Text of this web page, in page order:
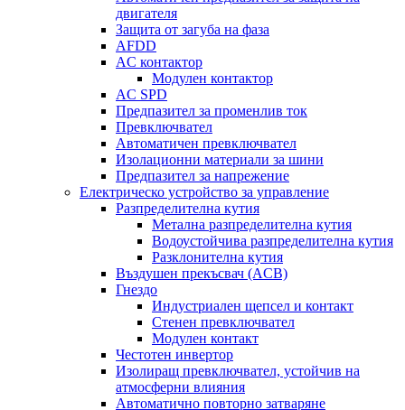
двигателя
Защита от загуба на фаза
AFDD
AC контактор
Модулен контактор
AC SPD
Предпазител за променлив ток
Превключвател
Автоматичен превключвател
Изолационни материали за шини
Предпазител за напрежение
Електрическо устройство за управление
Разпределителна кутия
Метална разпределителна кутия
Водоустойчива разпределителна кутия
Разклонителна кутия
Въздушен прекъсвач (ACB)
Гнездо
Индустриален щепсел и контакт
Стенен превключвател
Модулен контакт
Честотен инвертор
Изолиращ превключвател, устойчив на
атмосферни влияния
Автоматично повторно затваряне